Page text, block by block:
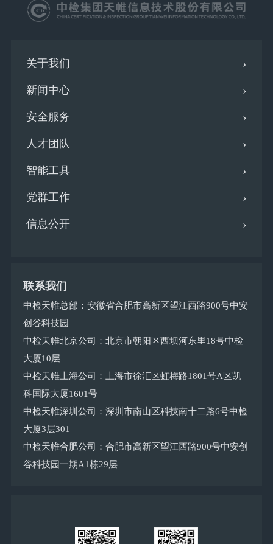
关于我们
新闻中心
安全服务
人才团队
智能工具
党群工作
信息公开
联系我们
中检天帷总部：安徽省合肥市高新区望江西路900号中安
创谷科技园
中检天帷北京公司：北京市朝阳区西坝河东里18号中检
大厦10层
中检天帷上海公司：上海市徐汇区虹梅路1801号A区凯
科国际大厦1601号
中检天帷深圳公司：深圳市南山区科技南十二路6号中检
大厦3层301
中检天帷合肥公司：合肥市高新区望江西路900号中安创
谷科技园一期A1栋29层